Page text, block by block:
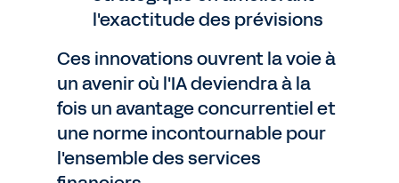
l'exactitude des prévisions
Ces innovations ouvrent la voie à
un avenir où l'IA deviendra à la
fois un avantage concurrentiel et
une norme incontournable pour
l'ensemble des services